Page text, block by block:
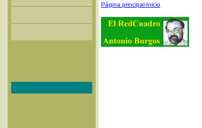
Página principal-Inicio